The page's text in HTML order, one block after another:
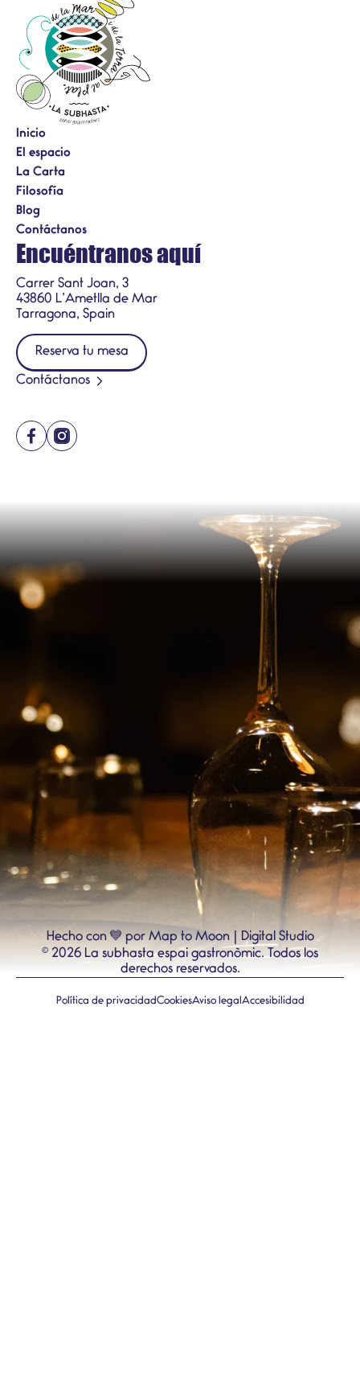
Inicio
El espacio
La Carta
Filosofía
Blog
Contáctanos
Encuéntranos aquí
Carrer Sant Joan, 3
43860 L’Ametlla de Mar
Tarragona, Spain
Reserva tu mesa
Contáctanos
Hecho con 💙 por Map to Moon | Digital Studio
© 2026 La subhasta espai gastronòmic. Todos los
derechos reservados.
Política de privacidadCookiesAviso legal Accesibilidad